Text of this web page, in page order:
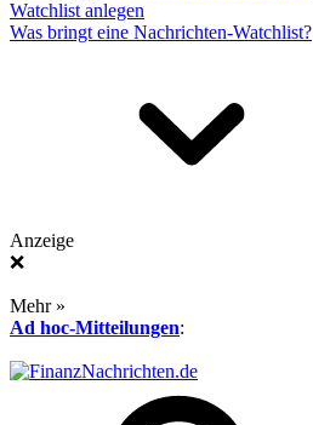
Watchlist anlegen
Was bringt eine Nachrichten-Watchlist?
Anzeige
❌
Mehr »
Ad hoc-Mitteilungen: